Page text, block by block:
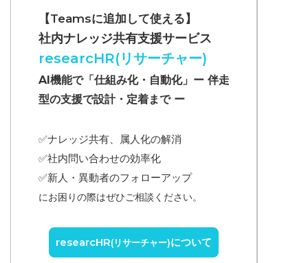
【Teamsに追加して使える】
社内ナレッジ共有支援サービス
researcHR(リサーチャー)
AI機能で「仕組み化・自動化」ー 伴走
型の支援で設計・定着まで ー
✅ナレッジ共有、属人化の解消
✅社内問い合わせの効率化
✅新人・異動者のフォローアップ
にお困りの際はぜひご相談ください。
researcHR(リサーチャー)について